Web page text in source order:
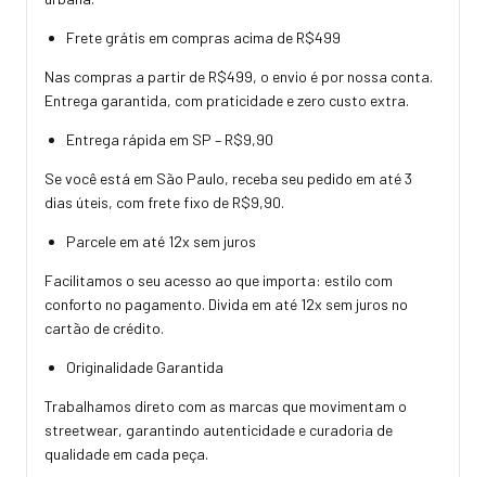
Frete grátis em compras acima de R$499
Nas compras a partir de R$499, o envio é por nossa conta.
Entrega garantida, com praticidade e zero custo extra.
Entrega rápida em SP – R$9,90
Se você está em São Paulo, receba seu pedido em até 3
dias úteis, com frete fixo de R$9,90.
Parcele em até 12x sem juros
Facilitamos o seu acesso ao que importa: estilo com
conforto no pagamento. Divida em até 12x sem juros no
cartão de crédito.
Originalidade Garantida
Trabalhamos direto com as marcas que movimentam o
streetwear, garantindo autenticidade e curadoria de
qualidade em cada peça.